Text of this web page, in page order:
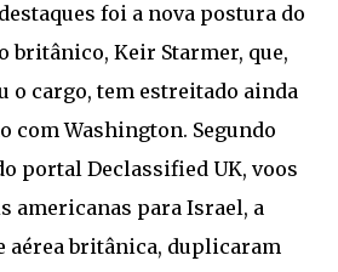
foi a nova postura do
Keir Starmer, que,
o cargo, tem estreitado ainda
com Washington. Segundo
portal Declassified UK, voos
americanas para Israel, a
aérea britânica, duplicaram